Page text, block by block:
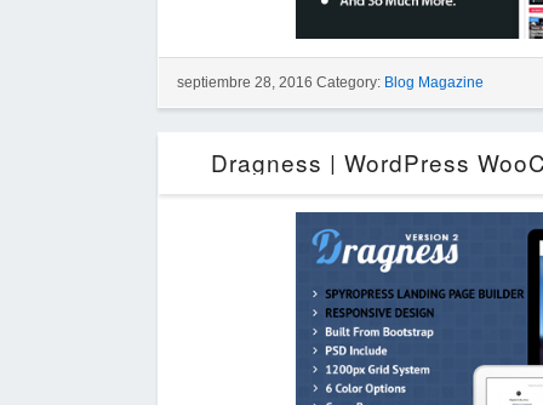
septiembre 28, 2016 Category: Blog Magazine
Dragness | WordPress